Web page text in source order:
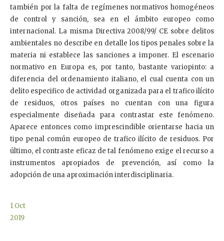
también por la falta de regímenes normativos homogéneos
de control y sanción, sea en el ámbito europeo como
internacional. La misma Directiva 2008/99/ CE sobre delitos
ambientales no describe en detalle los tipos penales sobre la
materia ni establece las sanciones a imponer. El escenario
normativo en Europa es, por tanto, bastante variopinto: a
diferencia del ordenamiento italiano, el cual cuenta con un
delito especifico de actividad organizada para el trafico ilícito
de residuos, otros países no cuentan con una figura
especialmente diseñada para contrastar este fenómeno.
Aparece entonces como imprescindible orientarse hacia un
tipo penal común europeo de trafico ilícito de residuos. Por
último, el contraste eficaz de tal fenómeno exige el recurso a
instrumentos apropiados de prevención, así como la
adopción de una aproximación interdisciplinaria.
1 Oct
2019